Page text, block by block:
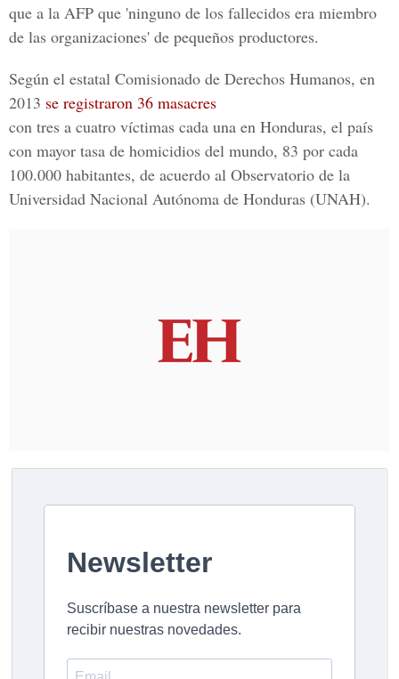
que a la AFP que 'ninguno de los fallecidos era miembro
de las organizaciones' de pequeños productores.
Según el estatal Comisionado de Derechos Humanos, en
2013 se registraron 36 masacres
con tres a cuatro víctimas cada una en Honduras, el país
con mayor tasa de homicidios del mundo, 83 por cada
100.000 habitantes, de acuerdo al Observatorio de la
Universidad Nacional Autónoma de Honduras (UNAH).